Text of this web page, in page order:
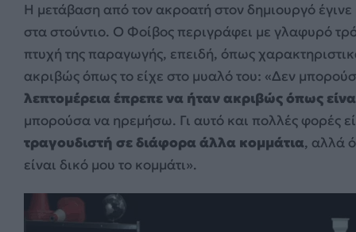
Η μετάβαση από τον ακροατή στον δημιουργό
στα στούντιο. Ο Φοίβος περιγράφει με γλαφυρό
πτυχή της παραγωγής, επειδή, όπως
ακριβώς όπως το είχε στο μυαλό του: «Δεν
λεπτομέρεια έπρεπε να ήταν ακριβώς όπως
μπορούσα να ηρεμήσω. Γι αυτό και πολλές φορές
τραγουδιστή σε διάφορα άλλα κομμάτια, αλλά
είναι δικό μου το κομμάτι».